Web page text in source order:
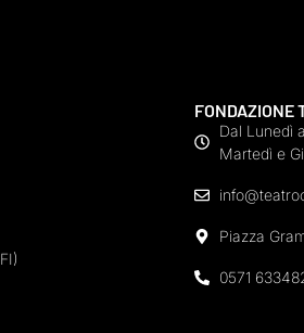
FONDAZIONE
Dal Lunedì
Martedì e
Piazza
0571